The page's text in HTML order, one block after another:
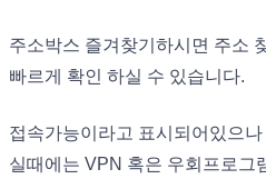
주소박스 즐겨찾기하시면 주소
빠르게 확인 하실 수 있습니다.
접속가능이라고 표시되어있으
실때에는 VPN 혹은 우회프로그